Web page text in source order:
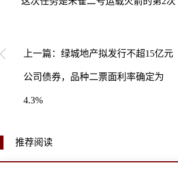
上一篇：绿城地产拟发行不超15亿元
公司债券，品种二票面利率确定为
4.3%
推荐阅读